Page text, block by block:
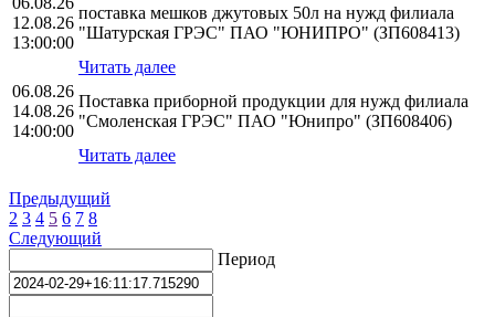
12.08.26
13:00:00
поставка мешков джутовых 50л на нужд филиала
"Шатурская ГРЭС" ПАО "ЮНИПРО" (ЗП608413)
Читать далее
06.08.26
14.08.26
14:00:00
Поставка приборной продукции для нужд филиала
"Смоленская ГРЭС" ПАО "Юнипро" (ЗП608406)
Читать далее
Предыдущий
2 3 4 5 6 7 8
Следующий
Период